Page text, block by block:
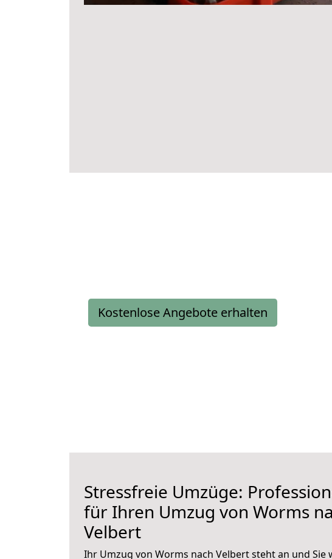
Kostenlose Angebote erhalten
Stressfreie Umzüge:
für Ihren Umzug von Worms
Velbert
Ihr Umzug von Worms nach Velbert steht an und Sie